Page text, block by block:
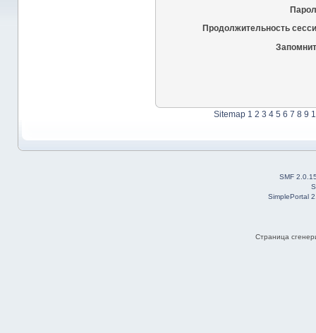
Продолжительность
Sitemap 1 2 3 4 5 6 7 8 9
SMF
SimplePortal
Страница